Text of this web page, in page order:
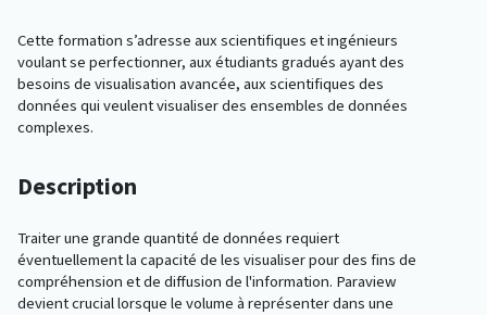
Cette formation s’adresse aux scientifiques et ingénieurs
voulant se perfectionner, aux étudiants gradués ayant des
besoins de visualisation avancée, aux scientifiques des
données qui veulent visualiser des ensembles de données
complexes.
Description
Traiter une grande quantité de données requiert
éventuellement la capacité de les visualiser pour des fins de
compréhension et de diffusion de l'information. Paraview
devient crucial lorsque le volume à représenter dans une